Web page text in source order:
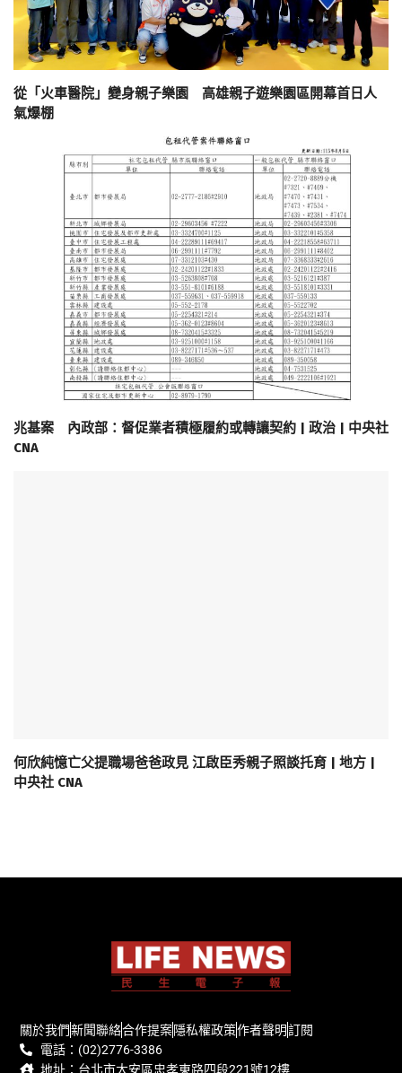
從「火車醫院」變身親子樂園 高雄親子遊樂園區開幕首日人
氣爆棚
兆基案 內政部：督促業者積極履約或轉讓契約 | 政治 | 中央社
CNA
何欣純憶亡父提職場爸爸政見 江啟臣秀親子照談托育 | 地方 |
中央社 CNA
關於我們新聞聯絡合作提案隱私權政策作者聲明訂閱
電話：(02)2776-3386
地址：台北市大安區忠孝東路四段221號12樓